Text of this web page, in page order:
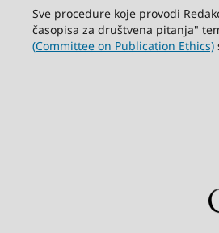
Sve procedure koje provodi
časopisa za društvena pitanja"
(Committee on Publication Ethics)